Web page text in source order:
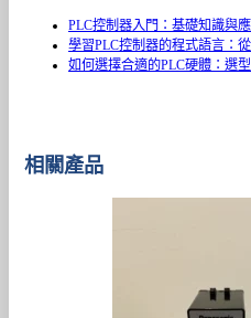
PLC控制器入門：基礎知識與
學習PLC控制器的程式語言：
如何選擇合適的PLC硬體：選
相關產品